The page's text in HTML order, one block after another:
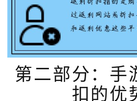
第二部分：手
扣的优